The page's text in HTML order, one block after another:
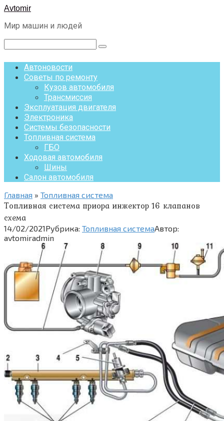
Перейти
контенту
Avtomir
Мир машин и людей
Поиск:
Автоновости
Советы по ремонту
Кузов автомобиля
Трансмиссия
Эксплуатация двигателя
Электроника
Системы безопасности
Топливная система
ГБО
Ходовая автомобиля
Шины
Салон автомобиля
Главная » Топливная система
Топливная система приора инжектор 16 клапанов
схема
14/02/2021Рубрика: Топливная системаАвтор:
avtomiradmin